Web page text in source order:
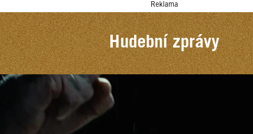
Reklama
Hudební zprávy